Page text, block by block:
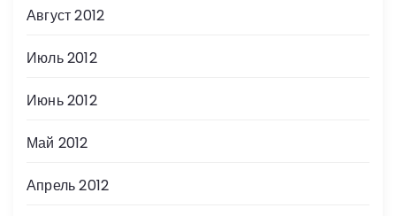
Август 2012
Июль 2012
Июнь 2012
Май 2012
Апрель 2012